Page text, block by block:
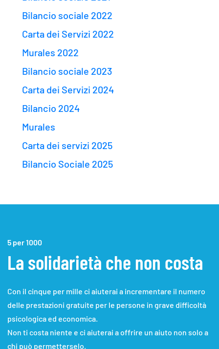
Bilancio sociale 2022
Carta dei Servizi 2022
Murales 2022
Bilancio sociale 2023
Carta dei Servizi 2024
Bilancio 2024
Murales
Carta dei servizi 2025
Bilancio Sociale 2025
5 per 1000
La solidarietà che non costa
Con il cinque per mille ci aiuterai a incrementare il numero
delle prestazioni gratuite per le persone in grave difficoltà
psicologica ed economica.
Non ti costa niente e ci aiuterai a offrire un aiuto non solo a
chi può permetterselo.